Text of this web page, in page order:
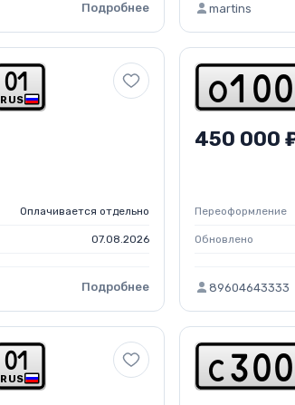
Подробнее martins
RUS
01
Оплачивается отдельно
07.08.2026
Подробнее
o1 0 0
450 000
Переоформление
Обновлено
89604643333
RUS
01 c 3 0 0